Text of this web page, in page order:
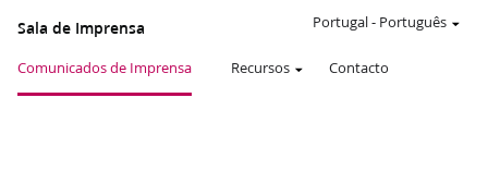
Sala de Imprensa
Comunicados de Imprensa Recursos Contacto
Portugal- Português